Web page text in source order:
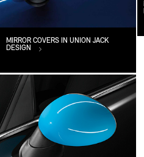
MIRROR COVERS IN UNION JACK
DESIGN